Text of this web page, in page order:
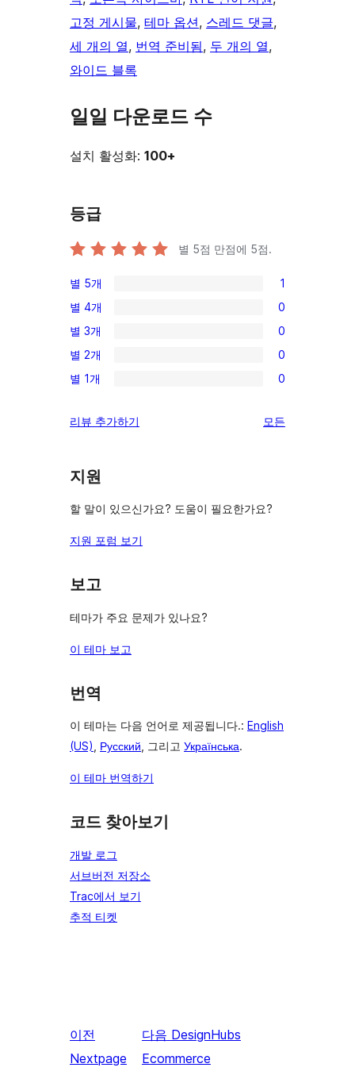
고정 게시물, 테마 옵션, 스레드 댓글
세 개의 열, 번역 준비됨, 두 개의 열
와이드 블록
일일 다운로드 수
설치 활성화: 100+
등급
별 5점 만점에 5점.
1/5-
별
점
후
기
별 5개 1
0/4-
별
점
후
별 4개 0
0/3-
별
점
기
별 3개 0
0/2-
별
후
별 2개 0
0/1-
점
기
별 1개 0
리뷰 추가하기 모든
지원
할 말이 있으신가요? 도움이 필요한가요?
지원 포럼 보기
보고
테마가 주요 문제가 있나요?
이 테마 보고
번역
이 테마는 다음 언어로 제공됩니다.: English
(US), Русский, 그리고 Українська.
이 테마 번역하기
코드 찾아보기
개발 로그
서브버전 저장소
Trac에서 보기
추적 티켓
이전
Nextpage
다음 DesignHubs
Ecommerce